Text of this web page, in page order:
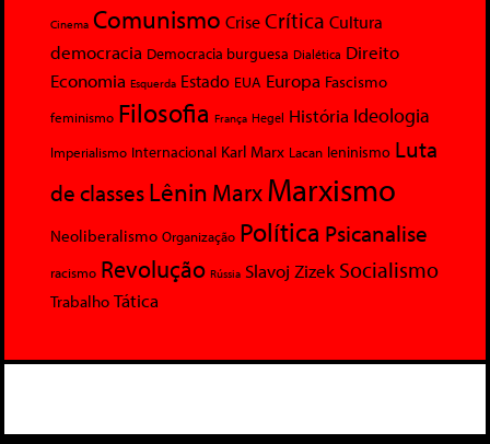
Cinema Comunismo Crise Crítica Cultura
democracia Democracia burguesa Dialética Direito
Economia Esquerda Estado EUA Europa Fascismo
feminismo Filosofia França Hegel História Ideologia
Imperialismo Internacional Karl Marx Lacan leninismo Luta
de classesLênin MarxMarxismo
Neoliberalismo Organização Política Psicanalise
racismo Revolução Rússia Slavoj Zizek Socialismo
Trabalho Tática